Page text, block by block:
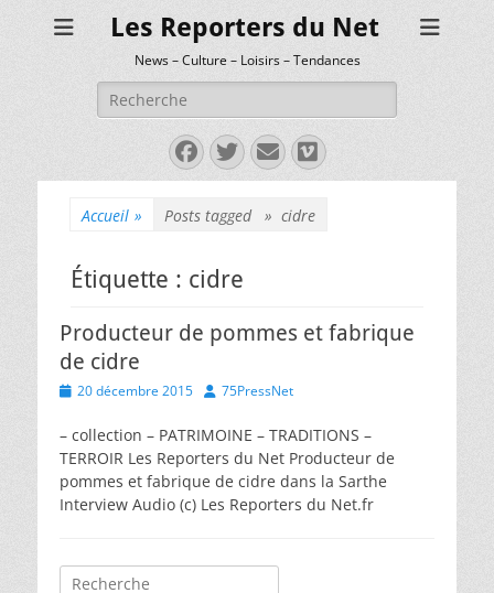
Les Reporters du Net
News – Culture – Loisirs – Tendances
Rechercher :
Facebook
Twitter
E-
mail
Vimeo
Accueil » Posts tagged » cidre
Étiquette : cidre
Producteur de pommes et fabrique
de cidre
Posted
20 décembre 2015 Author
75PressNet
– collection – PATRIMOINE – TRADITIONS –
TERROIR Les Reporters du Net Producteur de
pommes et fabrique de cidre dans la Sarthe
Interview Audio (c) Les Reporters du Net.fr
Rechercher :